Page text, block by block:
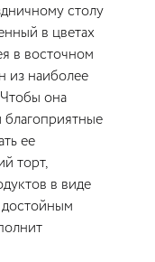
столу
в цветах
в восточном
из наиболее
она
ее
торт,
в виде
достойным